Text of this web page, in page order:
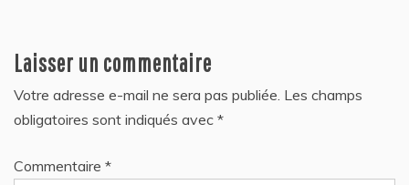
Laisser un commentaire
Votre adresse e-mail ne sera pas publiée. Les champs
obligatoires sont indiqués avec *
Commentaire *